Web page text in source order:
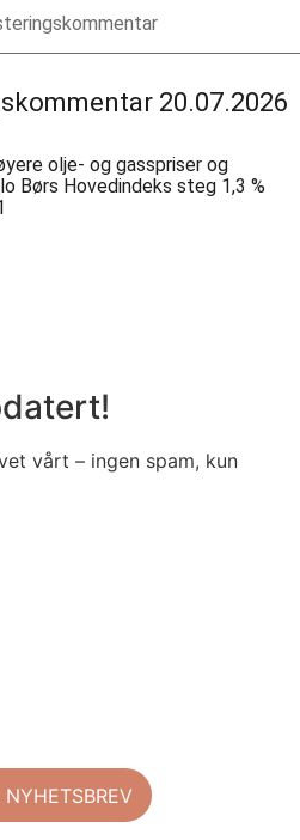
20.07.2026
olje- og gasspriser og
Børs Hovedindeks steg 1,3 %
vårt – ingen spam, kun